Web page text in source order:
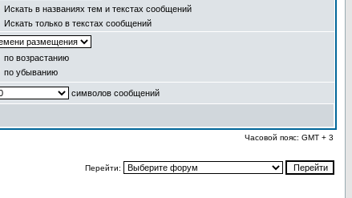
Искать в названиях тем и текстах сообщений
Искать только в текстах сообщений
по возрастанию
по убыванию
символов сообщений
Часовой пояс: GMT + 3
Перейти: